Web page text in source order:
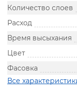
Количество слоев
Расход
Время высыхания
Цвет
Фасовка
Все